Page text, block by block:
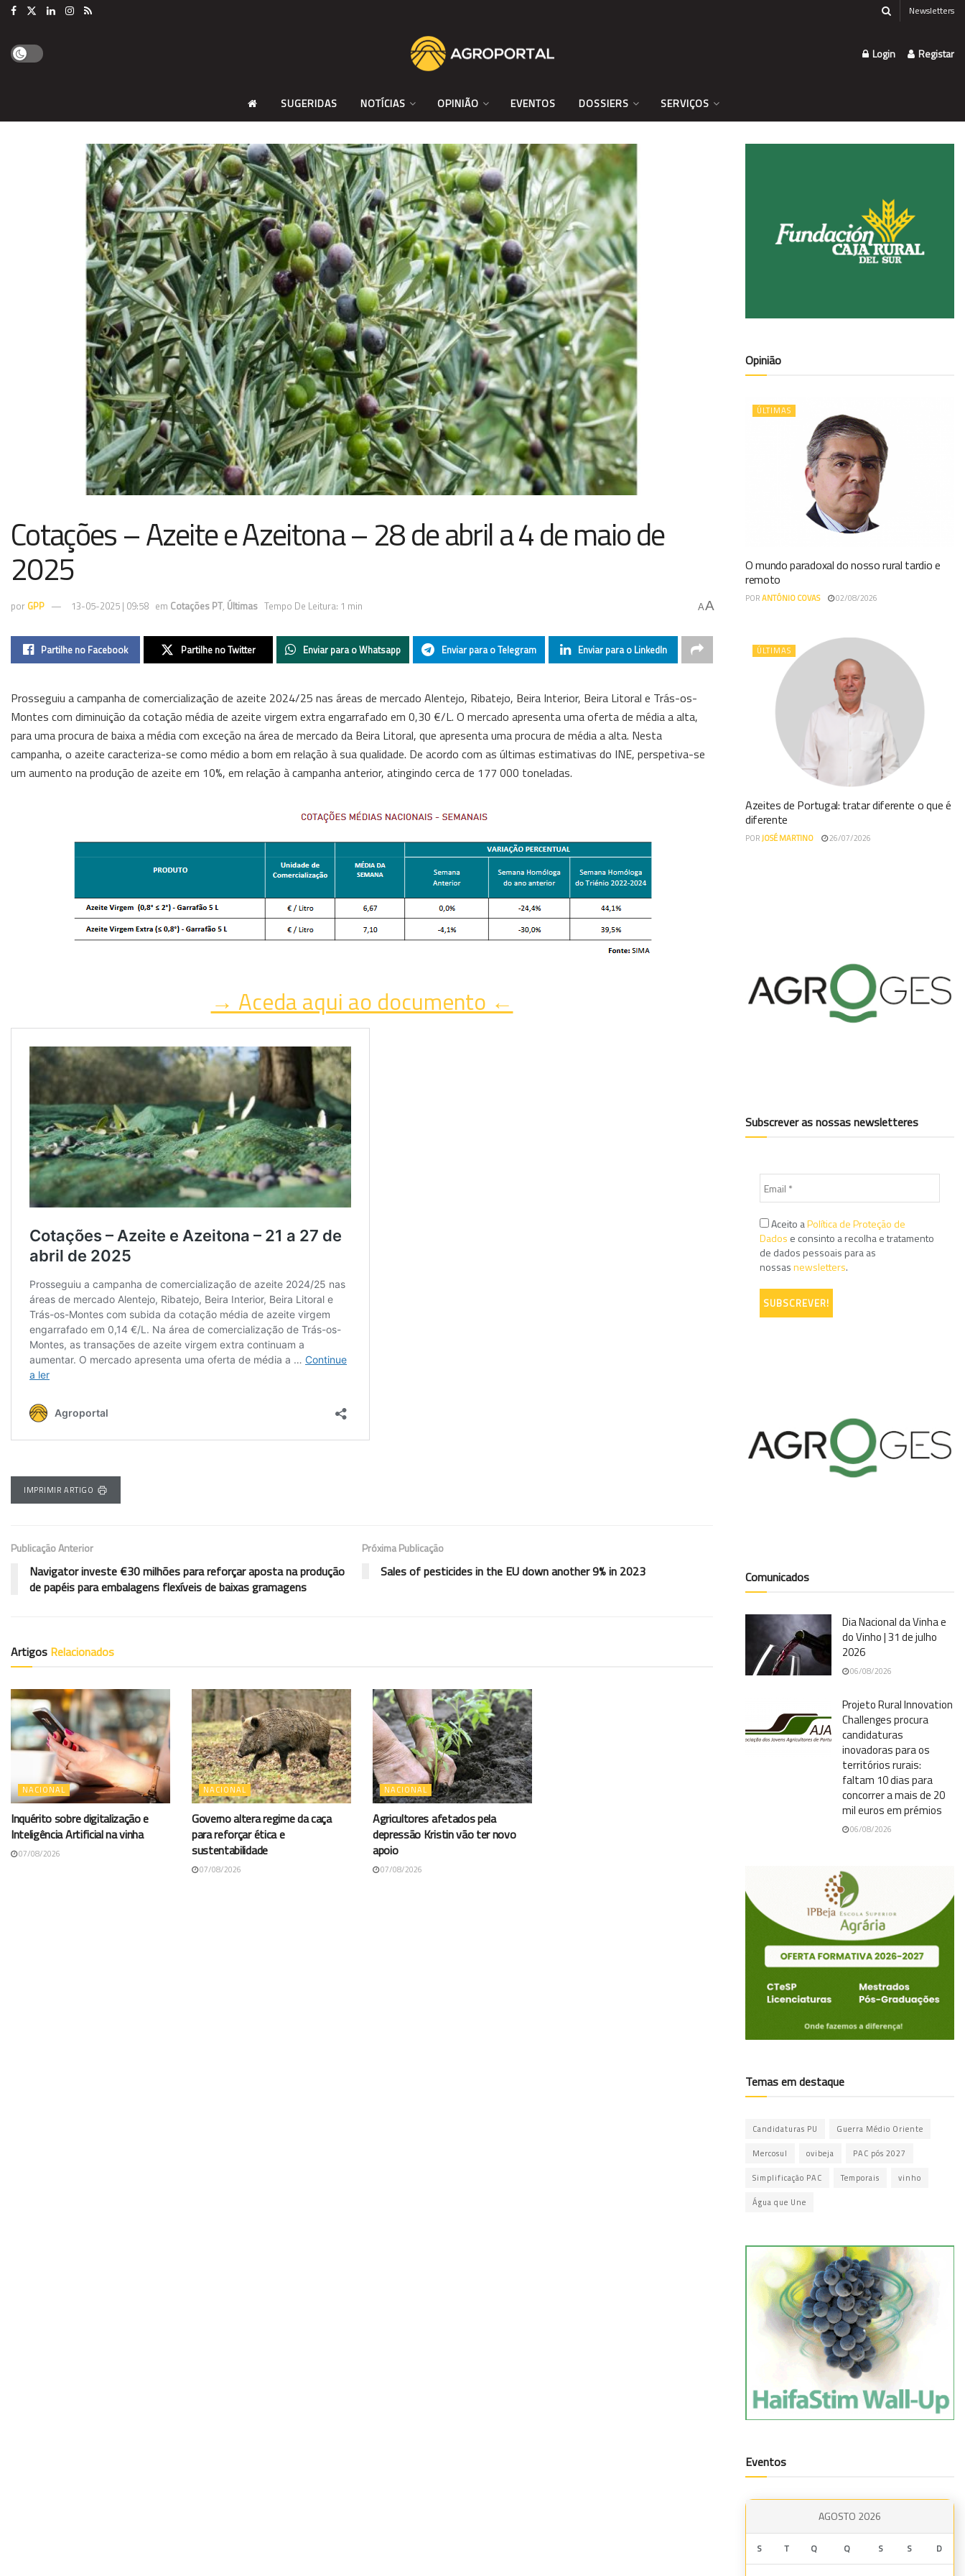
Newsletters
Login Registar
SUGERIDAS NOTÍCIAS OPINIÃO EVENTOS DOSSIERS SERVIÇOS
Cotações – Azeite e Azeitona – 28 de abril a 4 de maio de
2025
por GPP 13-05-2025 | 09:58 em Cotações PT, Últimas Tempo De Leitura: 1 min AA
Partilhe no Facebook Partilhe no Twitter Enviar para o Whatsapp Enviar para o Telegram Enviar para o LinkedIn
Prosseguiu a campanha de comercialização de azeite 2024/25 nas áreas de mercado Alentejo, Ribatejo, Beira Interior, Beira Litoral e Trás-os-
Montes com diminuição da cotação média de azeite virgem extra engarrafado em 0,30 €/L. O mercado apresenta uma oferta de média a alta,
para uma procura de baixa a média com exceção na área de mercado da Beira Litoral, que apresenta uma procura de média a alta. Nesta
campanha, o azeite caracteriza-se como médio a bom em relação à sua qualidade. De acordo com as últimas estimativas do INE, perspetiva-se
um aumento na produção de azeite em 10%, em relação à campanha anterior, atingindo cerca de 177 000 toneladas.
→ Aceda aqui ao documento ←
IMPRIMIR ARTIGO
Publicação Anterior
Navigator investe €30 milhões para reforçar aposta na produção
de papéis para embalagens flexíveis de baixas gramagens
Próxima Publicação
Sales of pesticides in the EU down another 9% in 2023
Artigos Relacionados
NACIONAL
Inquérito sobre digitalização e
Inteligência Artificial na vinha
07/08/2026
NACIONAL
Governo altera regime da caça
para reforçar ética e
sustentabilidade
07/08/2026
NACIONAL
Agricultores afetados pela
depressão Kristin vão ter novo
apoio
07/08/2026
Opinião
ÚLTIMAS
O mundo paradoxal do nosso rural tardio e
remoto
PORANTÓNIO COVAS 02/08/2026
ÚLTIMAS
Azeites de Portugal: tratar diferente o que é
diferente
PORJOSÉ MARTINO 26/07/2026
Subscrever as nossas newsletteres
Aceito aPolítica de Proteção de
Dados e consinto a recolha e tratamento
de dados pessoais para as
nossasnewsletters.
Comunicados
Dia Nacional da Vinha e
do Vinho | 31 de julho
2026
06/08/2026
Projeto Rural Innovation
Challenges procura
candidaturas
inovadoras para os
territórios rurais:
faltam 10 dias para
concorrer a mais de 20
mil euros em prémios
06/08/2026
Temas em destaque
Candidaturas PU Guerra Médio Oriente
Mercosul ovibeja PAC pós 2027
Simplificação PAC Temporais vinho
Água que Une
Eventos
AGOSTO 2026
S T Q Q S S D